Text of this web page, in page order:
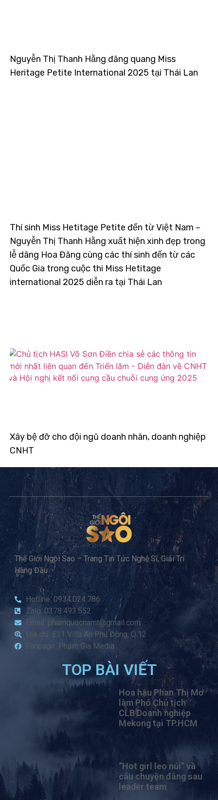
Nguyễn Thị Thanh Hằng đăng quang Miss
Heritage Petite International 2025 tại Thái Lan
Thí sinh Miss Hetitage Petite đến từ Việt Nam –
Nguyễn Thị Thanh Hằng xuất hiện xinh đẹp trong
lễ dâng Hoa Đăng cùng các thí sinh đến từ các
Quốc Gia trong cuộc thi Miss Hetitage
international 2025 diễn ra tại Thái Lan
Xây bệ đỡ cho đội ngũ doanh nhân, doanh nghiệp
CNHT
Thế Giới Ngôi Sao – Trang Tin Tức Nghệ Sĩ, Giải Trí
Hàng Đầu
Hotline: 0934.024.786
Zalo: 0378.493.552
Email: phamquocnamt@gmail.com
Địa chỉ: E11 Villa An Phú Đông, Q.12
Fanpage: Phạm Gia Media
TOP BÀI VIẾT
Hoa hậu Phan Thị Mơ
làm Phó Chủ tịch
CLB Doanh nghiệp
Mekong tại TP.HCM
“Hot girl leo núi” và
câu chuyện đằng sau
leader team